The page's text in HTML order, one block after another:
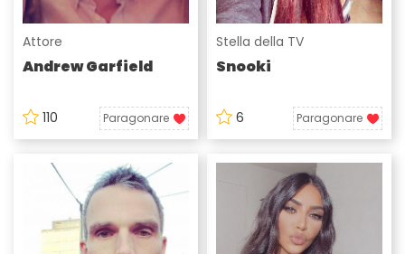
Attore
Andrew Garfield
110 Paragonare
Stella della TV
Snooki
6 Paragonare